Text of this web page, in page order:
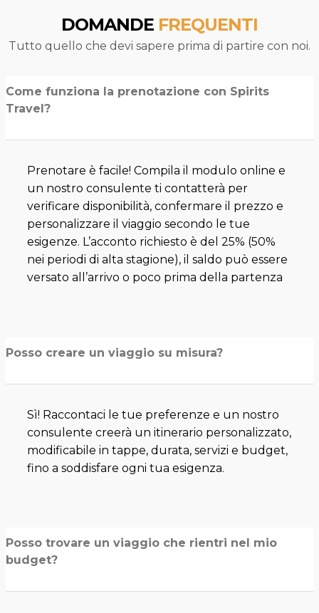
DOMANDE FREQUENTI
Tutto quello che devi sapere prima di partire con noi.
Come funziona la prenotazione con Spirits
Travel?
Prenotare è facile! Compila il modulo online e
un nostro consulente ti contatterà per
verificare disponibilità, confermare il prezzo e
personalizzare il viaggio secondo le tue
esigenze. L’acconto richiesto è del 25% (50%
nei periodi di alta stagione), il saldo può essere
versato all’arrivo o poco prima della partenza
Posso creare un viaggio su misura?
Sì! Raccontaci le tue preferenze e un nostro
consulente creerà un itinerario personalizzato,
modificabile in tappe, durata, servizi e budget,
fino a soddisfare ogni tua esigenza.
Posso trovare un viaggio che rientri nel mio
budget?